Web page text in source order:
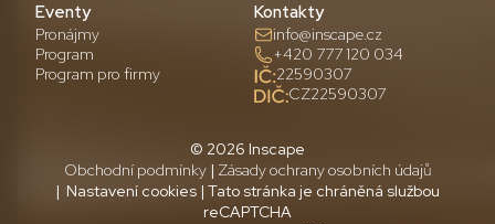
Eventy
Pronájmy
Program
Program pro firmy
Kontakty
info@inscape.cz
+420 777 120 034
22590307
CZ22590307
© 2026 Inscape
Obchodní podmínky | Zásady ochrany osobních údajů
| Nastavení cookies | Tato stránka je chráněná službou
reCAPTCHA